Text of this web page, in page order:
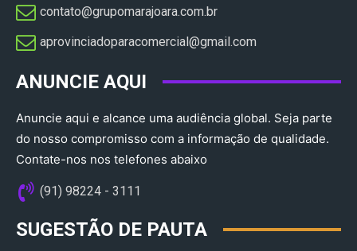
contato@grupomarajoara.com.br
aprovinciadoparacomercial@gmail.com​
ANUNCIE AQUI
Anuncie aqui e alcance uma audiência global. Seja parte
do nosso compromisso com a informação de qualidade.
Contate-nos nos telefones abaixo
(91) 98224 - 3111
SUGESTÃO DE PAUTA